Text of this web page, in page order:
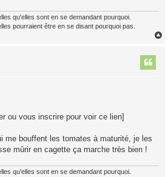
qu'elles sont en se demandant pourquoi.
pourraient être en se disant pourquoi pas.
ou vous inscrire pour voir ce lien]
me bouffent les tomates à maturité, je les
mûrir en cagette ça marche très bien !
qu'elles sont en se demandant pourquoi.